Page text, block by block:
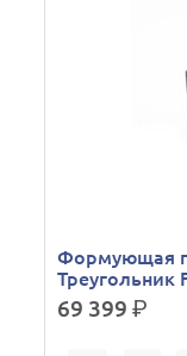
Формующая
Треугольник
69 399р.